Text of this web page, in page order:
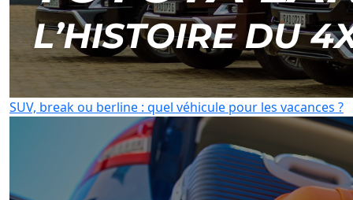
SUV, break ou berline : quel véhicule pour les vacances ?